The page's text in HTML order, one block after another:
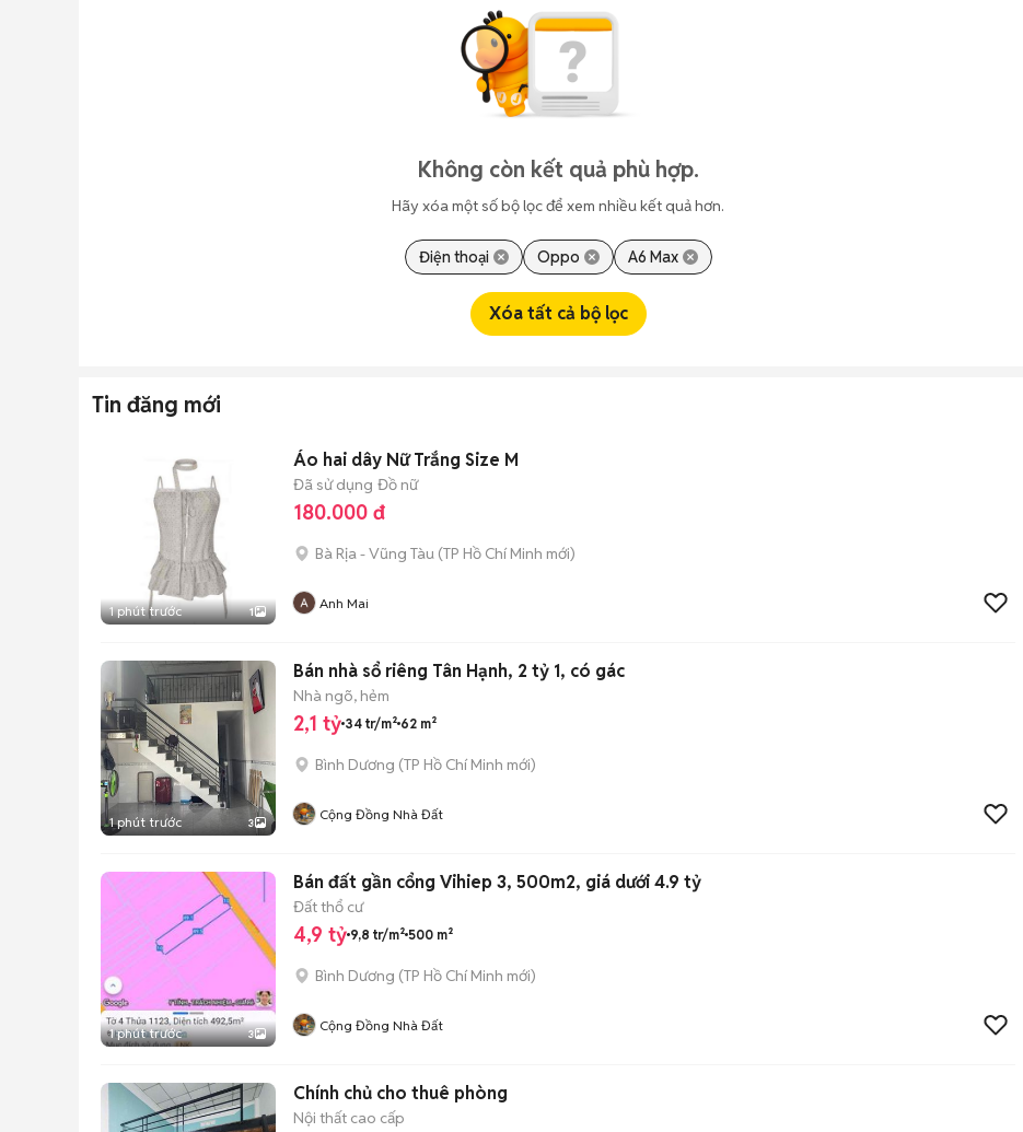
Không còn kết quả phù hợp.
Hãy xóa một số bộ lọc để xem nhiều kết quả hơn.
Điện thoại Oppo A6 Max
Xóa tất cả bộ lọc
Tin đăng mới
1 phút trước 1
Áo hai dây Nữ Trắng Size M
Đã sử dụng Đồ nữ
180.000 đ
Bà Rịa - Vũng Tàu (TP Hồ Chí Minh mới)
Anh Mai
1 phút trước 3
Bán nhà sổ riêng Tân Hạnh, 2 tỷ 1, có gác
Nhà ngõ, hẻm
2,1 tỷ 34 tr/m² 62 m²
Bình Dương (TP Hồ Chí Minh mới)
Cộng Đồng Nhà Đất
1 phút trước 3
Bán đất gần cổng Vihiep 3, 500m2, giá dưới 4.9 tỷ
Đất thổ cư
4,9 tỷ 9,8 tr/m² 500 m²
Bình Dương (TP Hồ Chí Minh mới)
Cộng Đồng Nhà Đất
Chính chủ cho thuê phòng
Nội thất cao cấp